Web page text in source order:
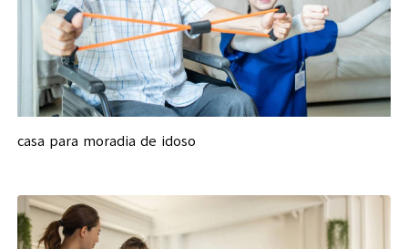
casa para moradia de idoso